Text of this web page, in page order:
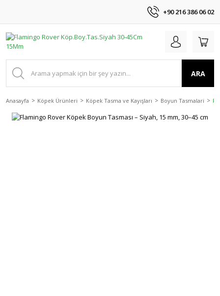
+90 216 386 06 02
ARA
Anasayfa Köpek Ürünleri Köpek Tasma ve Kayışları Boyun Tasmalari